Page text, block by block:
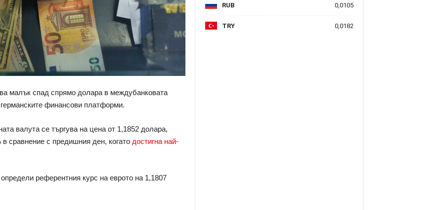
малък спад спрямо долара в междубанковата
финансови платформи.
валута се търгува на цена от 1,1852 долара,
сравнение с предишния ден, когато достигна най-
референтния курс на еврото на 1,1807
RUB 0,0105
TRY 0,0182